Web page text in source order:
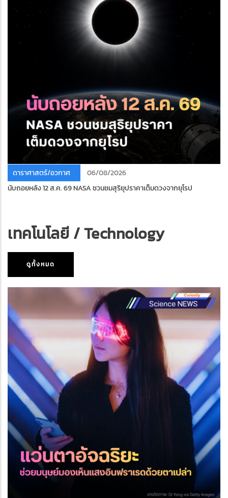
ดาราศาสตร์/อวกาศ
06/08/2026
นับถอยหลัง 12 ส.ค. 69 NASA ชวนชมสุริยุปราคาเต็มดวงจากยุโรป
เทคโนโลยี / Technology
ดูทั้งหมด